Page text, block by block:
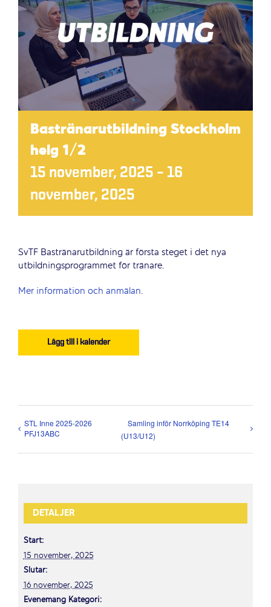
Bastränarutbildning Stockholm
helg 1/2
15 november, 2025 – 16
november, 2025
SvTF Bastränarutbildning är första steget i det nya
utbildningsprogrammet för tränare.
Mer information och anmälan.
Lägg till i kalender
STL Inne 2025-2026
PFJ13ABC
Samling inför Norrköping TE14
(U13/U12)
DETALJER
Start:
15 november, 2025
Slutar:
16 november, 2025
Evenemang Kategori: